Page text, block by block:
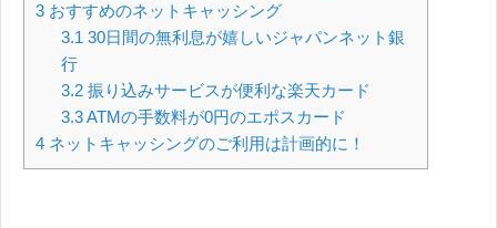
3 おすすめのネットキャッシング
3.1 30日間の無利息が嬉しいジャパンネット銀
行
3.2振り込みサービスが便利な楽天カード
3.3ATMの手数料が0円のエポスカード
4 ネットキャッシングのご利用は計画的に！